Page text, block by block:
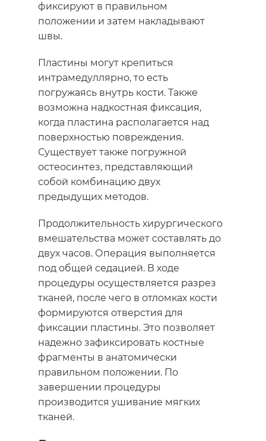
фиксируют в правильном
положении и затем накладывают
швы.
Пластины могут крепиться
интрамедуллярно, то есть
погружаясь внутрь кости. Также
возможна надкостная фиксация,
когда пластина располагается над
поверхностью повреждения.
Существует также погружной
остеосинтез, представляющий
собой комбинацию двух
предыдущих методов.
Продолжительность хирургического
вмешательства может составлять до
двух часов. Операция выполняется
под общей седацией. В ходе
процедуры осуществляется разрез
тканей, после чего в отломках кости
формируются отверстия для
фиксации пластины. Это позволяет
надежно зафиксировать костные
фрагменты в анатомически
правильном положении. По
завершении процедуры
производится ушивание мягких
тканей.